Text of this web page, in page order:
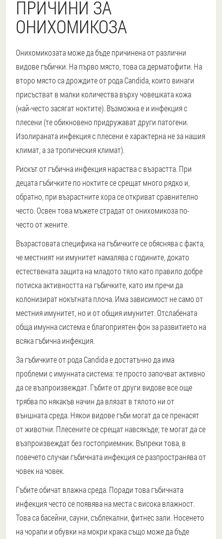
ПРИЧИНИ ЗА
ОНИХОМИКОЗА
Онихомикозата може да бъде причинена от различни
видове гъбички. На първо място, това са дерматофити. На
второ място са дрождите от рода Candida, които винаги
присъстват в малки количества върху човешката кожа
(най-често засягат ноктите). Възможна е и инфекция с
плесени (те обикновено придружават други патогени.
Изолираната инфекция с плесени е характерна не за нашия
климат, а за тропическия климат).
Рискът от гъбична инфекция нараства с възрастта. При
децата гъбичките по ноктите се срещат много рядко и,
обратно, при възрастните хора се откриват сравнително
често. Освен това мъжете страдат от онихомикоза по-
често от жените.
Възрастовата специфика на гъбичките се обяснява с факта,
че местният ни имунитет намалява с годините, докато
естествената защита на младото тяло като правило добре
потиска активността на гъбичките, като им пречи да
колонизират нокътната плоча. Има зависимост не само от
местния имунитет, но и от общия имунитет. Отслабената
обща имунна система е благоприятен фон за развитието на
всяка гъбична инфекция.
За гъбичките от рода Candida е достатъчно да има
проблеми с имунната система: те просто започват активно
да се възпроизвеждат. Гъбите от други видове все още
трябва по някакъв начин да влязат в тялото ни от
външната среда. Някои видове гъби могат да се пренасят
от животни. Плесените се срещат навсякъде; те могат да се
възпроизвеждат без гостоприемник. Въпреки това, в
повечето случаи гъбичната инфекция се разпространява от
човек на човек.
Гъбите обичат влажна среда. Поради това гъбичната
инфекция често се появява на места с висока влажност.
Това са басейни, сауни, съблекални, фитнес зали. Носенето
на чорапи и обувки на мокри крака също може да бъде